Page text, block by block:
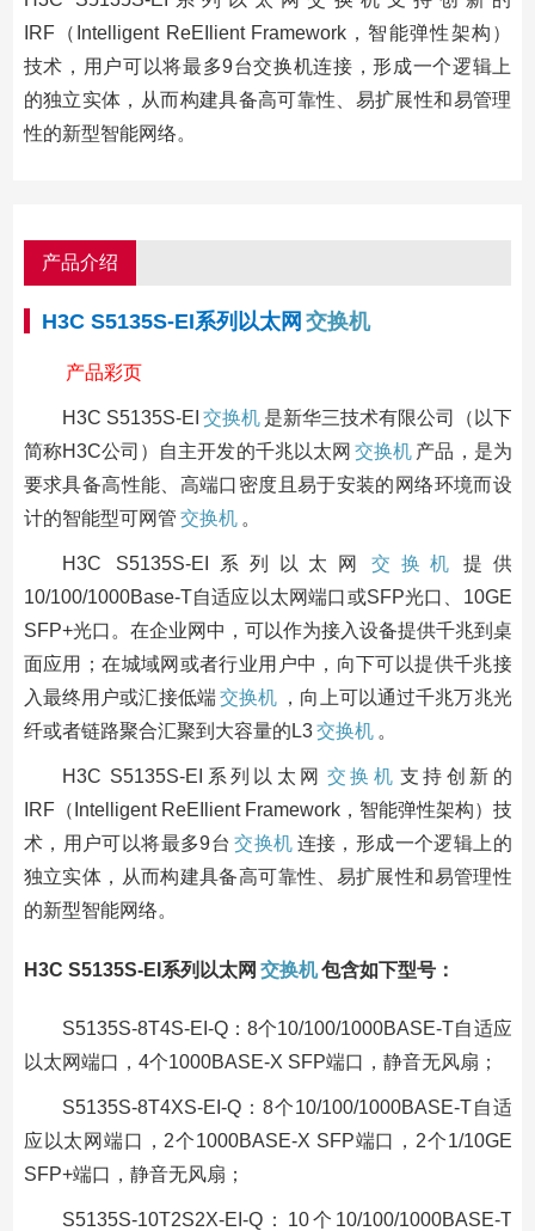
IRF（Intelligent ReEIlient Framework，智能弹性架构）
技术，用户可以将最多9台交换机连接，形成一个逻辑上
的独立实体，从而构建具备高可靠性、易扩展性和易管理
性的新型智能网络。
产品介绍
H3C S5135S-EI系列以太网 交换机
产品彩页
H3C S5135S-EI 交换机 是新华三技术有限公司（以下
简称H3C公司）自主开发的千兆以太网 交换机 产品，是为
要求具备高性能、高端口密度且易于安装的网络环境而设
计的智能型可网管 交换机 。
H3C S5135S-EI系列以太网 交换机
提供
10/100/1000Base-T自适应以太网端口或SFP光口、10GE
SFP+光口。在企业网中，可以作为接入设备提供千兆到桌
面应用；在城域网或者行业用户中，向下可以提供千兆接
入最终用户或汇接低端交换机 ，向上可以通过千兆万兆光
纤或者链路聚合汇聚到大容量的L3交换机 。
H3C S5135S-EI系列以太网 交换机 支持创新的
IRF（Intelligent ReEIlient Framework，智能弹性架构）技
术，用户可以将最多9台 交换机 连接，形成一个逻辑上的
独立实体，从而构建具备高可靠性、易扩展性和易管理性
的新型智能网络。
H3C S5135S-EI系列以太网 交换机包含如下型号：
S5135S-8T4S-EI-Q：8个10/100/1000BASE-T自适应
以太网端口，4个1000BASE-X SFP端口，静音无风扇；
S5135S-8T4XS-EI-Q：8个10/100/1000BASE-T自适
应以太网端口，2个1000BASE-X SFP端口，2个1/10GE
SFP+端口，静音无风扇；
S5135S-10T2S2X-EI-Q：10个10/100/1000BASE-T